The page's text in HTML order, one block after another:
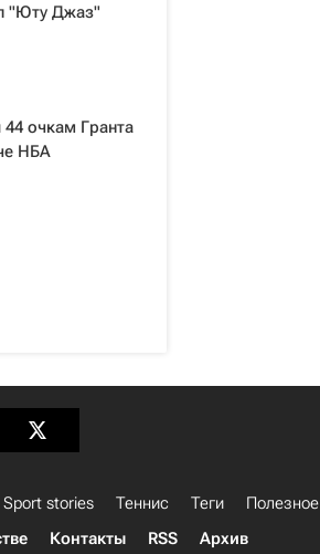
"Юту Джаз"
очкам Гранта
НБА
Sport stories Теннис Теги
Полезное
Контакты RSS Архив